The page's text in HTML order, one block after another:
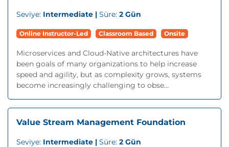
Seviye: Intermediate | Süre: 2 Gün
Online Instructor-Led Classroom Based Onsite
Microservices and Cloud-Native architectures have
been goals of many organizations to help increase
speed and agility, but as complexity grows, systems
become increasingly challenging to obse...
Value Stream Management Foundation
Seviye: Intermediate | Süre: 2 Gün